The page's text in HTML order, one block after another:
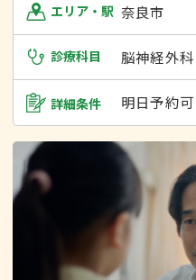
エリア・駅 奈良市
診療科目 脳神経外科
詳細条件 明日予約可